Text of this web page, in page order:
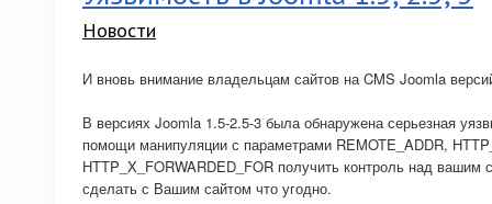
Новости
И вновь внимание владельцам сайтов на CMS Joomla
В версиях Joomla 1.5-2.5-3 была обнаружена серьезная
помощи манипуляции с параметрами REMOTE_ADDR,
HTTP_X_FORWARDED_FOR получить контроль над вашим
сделать с Вашим сайтом что угодно.